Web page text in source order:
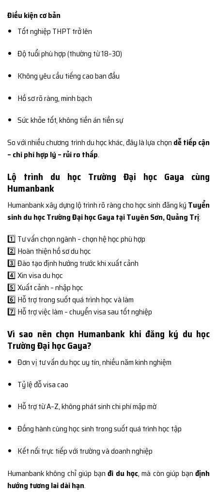
Điều kiện cơ bản
Tốt nghiệp THPT trở lên
Độ tuổi phù hợp (thường từ 18–30)
Không yêu cầu tiếng cao ban đầu
Hồ sơ rõ ràng, minh bạch
Sức khỏe tốt, không tiền án tiền sự
So với nhiều chương trình du học khác, đây là lựa chọn dễ tiếp cận
– chi phí hợp lý – rủi ro thấp.
Lộ trình du học Trường Đại học Gaya cùng
Humanbank
Humanbank xây dựng lộ trình rõ ràng cho học sinh đăng ký Tuyển
sinh du học Trường Đại học Gaya tại Tuyên Sơn, Quảng Trị:
1️⃣ Tư vấn chọn ngành – chọn hệ học phù hợp
2️⃣ Hoàn thiện hồ sơ du học
3️⃣ Đào tạo định hướng trước khi xuất cảnh
4️⃣ Xin visa du học
5️⃣ Xuất cảnh – nhập học
6️⃣ Hỗ trợ trong suốt quá trình học và làm
7️⃣ Hỗ trợ việc làm – chuyển visa sau tốt nghiệp
Vì sao nên chọn Humanbank khi đăng ký du học
Trường Đại học Gaya?
Đơn vị tư vấn du học uy tín, nhiều năm kinh nghiệm
Tỷ lệ đỗ visa cao
Hỗ trợ từ A–Z, không phát sinh chi phí mập mờ
Đồng hành cùng học sinh trong suốt quá trình học tập
Kết nối trực tiếp với trường và doanh nghiệp
Humanbank không chỉ giúp bạnđi du học, mà còn giúp bạnđịnh
hướng tương lai dài hạn.